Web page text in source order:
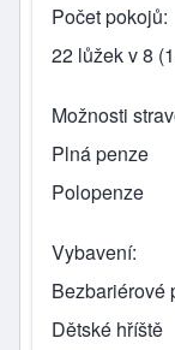
Počet pokojů
22 lůžek v 8
Možnosti
Plná penze
Polopenze
Vybavení
Bezbariérové
Dětské hříště